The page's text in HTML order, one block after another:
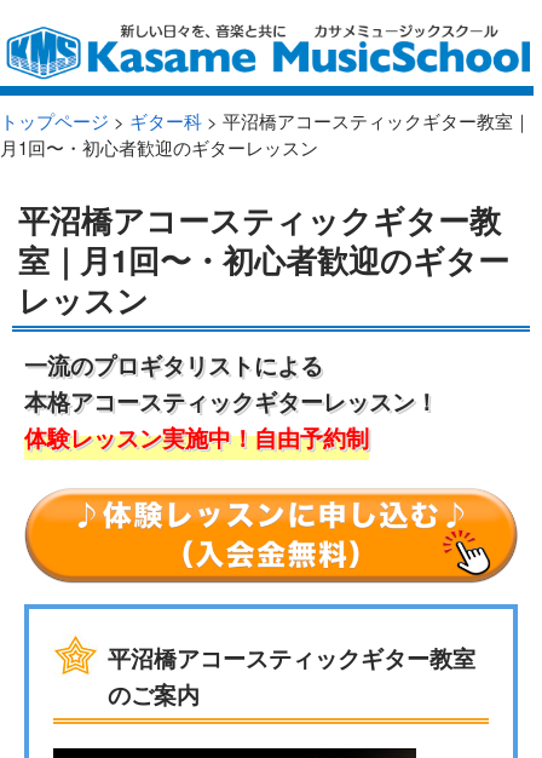
トップページ > ギター科 > 平沼橋アコースティックギター教室｜
月1回〜・初心者歓迎のギターレッスン
平沼橋アコースティックギター教
室｜月1回〜・初心者歓迎のギター
レッスン
一流のプロギタリストによる
本格アコースティックギターレッスン！
体験レッスン実施中！自由予約制
平沼橋アコースティックギター教室
のご案内